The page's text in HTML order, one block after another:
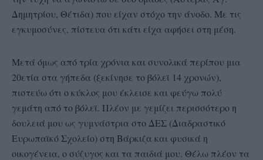
Δημητρίου, Θέτιδα) που είχαν στόχο την άνοδο. Με τις
εγκυμοσύνες, πίστευα ότι κάτι είχα αφήσει στη μέση.
Μετά όμως από τρία χρόνια και συνολικά περίπου μια
20ετία στα γήπεδα (ξεκίνησε το βόλεϊ 14 χρονών),
πιστεύω ότι ο κύκλος μου έκλεισε και φεύγω πολύ
γεμάτη από το βόλεϊ. Πλέον με γεμίζει περισσότερο η
δουλειά μου ως γυμνάστρια στο ΔΕΣ (Διαδραστικό
Ευρωπαϊκό Σχολείο) στη Βάρκιζα και φυσικά η
οικογένεια, ο σύζυγος και τα παιδιά μου. Θέλω πλέον τα